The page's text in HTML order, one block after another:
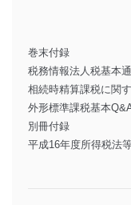
巻末付録
税務情報法人税基本
相続時精算課税に関
外形標準課税基本
別冊付録
平成16年度所得税法